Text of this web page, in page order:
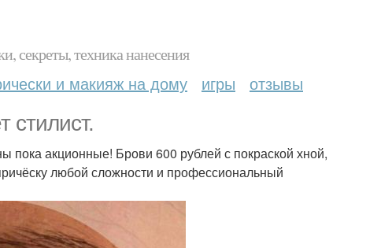
секреты, техника нанесения
и макияж на дому игры отзывы
стилист.
акционные! Брови 600 рублей с покраской хной,
любой сложности и профессиональный